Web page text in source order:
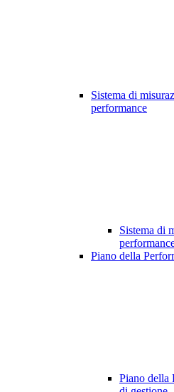
Sistema di
performance
Sistema di
Piano della
Piano della